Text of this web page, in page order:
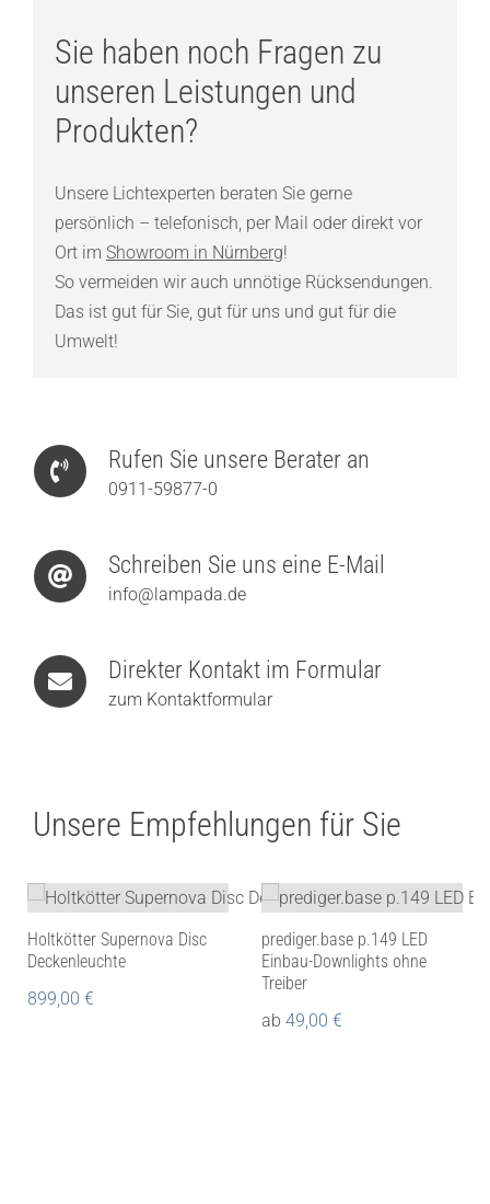
Sie haben noch Fragen zu
unseren Leistungen und
Produkten?
Unsere Lichtexperten beraten Sie gerne
persönlich – telefonisch, per Mail oder direkt vor
Ort im Showroom in Nürnberg!
So vermeiden wir auch unnötige Rücksendungen.
Das ist gut für Sie, gut für uns und gut für die
Umwelt!
Rufen Sie unsere Berater an
0911-59877-0
Schreiben Sie uns eine E-Mail
info@lampada.de
Direkter Kontakt im Formular
zum Kontaktformular
Unsere Empfehlungen für Sie
Holtkötter Supernova Disc
Deckenleuchte
899,00 €
prediger.base p.149 LED
Einbau-Downlights ohne
Treiber
ab 49,00 €